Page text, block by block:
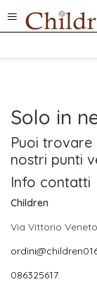
Solo in
Puoi
nostri punti
Info contatti
Children
Via Vittorio
086325617